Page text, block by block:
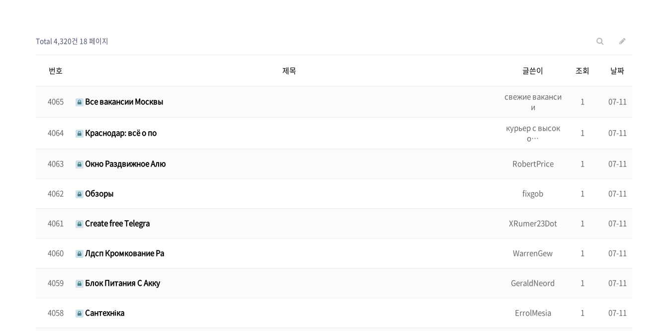
Total 4,320건 18 페이지
번호 제목 글쓴이 조회 날짜
4065 Все вакансии Москвы
свежие ваканси
и
1 07-11
4064 Краснодар: всё о по
курьер с высок
о…
1 07-11
4063 Окно Раздвижное Алю RobertPrice 1 07-11
4062 Обзоры fixgob 1 07-11
4061 Create free Telegra XRumer23Dot 1 07-11
4060 Лдсп Кромкование Ра WarrenGew 1 07-11
4059 Блок Питания С Акку GeraldNeord 1 07-11
4058 Сантехніка ErrolMesia 1 07-11